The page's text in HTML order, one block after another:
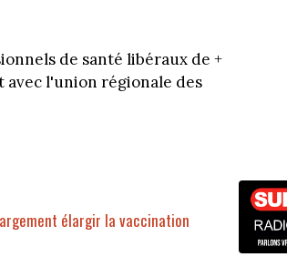
de santé libéraux de +
avec l'union régionale des
élargir la vaccination